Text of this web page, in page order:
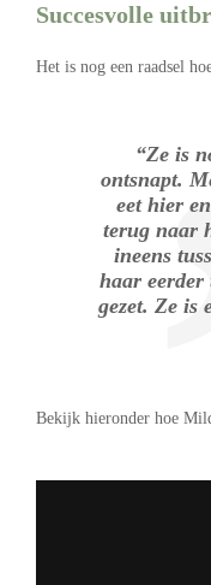
Succesvolle
Het is nog een raadsel
“Ze is
ontsnapt.
eet hier
terug naar
ineens
haar eerder
gezet. Ze is
Bekijk hieronder hoe